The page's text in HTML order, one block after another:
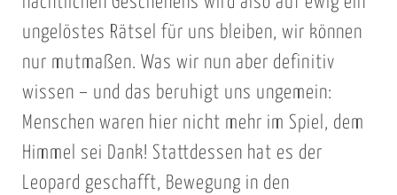
ungelöstes Rätsel für uns bleiben, wir können
nur mutmaßen. Was wir nun aber definitiv
wissen – und das beruhigt uns ungemein:
Menschen waren hier nicht mehr im Spiel, dem
Himmel sei Dank! Stattdessen hat es der
Leopard geschafft, Bewegung in den